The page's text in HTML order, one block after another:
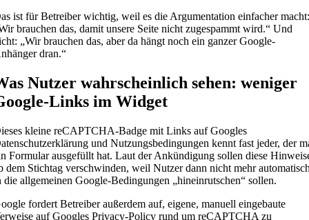
ist für Betreiber wichtig, weil es die Argumentation einfacher
brauchen das, damit unsere Seite nicht zugespammt wird.“ Und
„Wir brauchen das, aber da hängt noch ein ganzer Google-
dran.“
Nutzer wahrscheinlich sehen: weniger
Links im Widget
kleine reCAPTCHA-Badge mit Links auf Googles
und Nutzungsbedingungen kennt fast jeder, der
Formular ausgefüllt hat. Laut der Ankündigung sollen diese
dem Stichtag verschwinden, weil Nutzer dann nicht mehr
die allgemeinen Google-Bedingungen „hineinrutschen“ sollen.
fordert Betreiber außerdem auf, eigene, manuell eingebaute
auf Googles Privacy-Policy rund um reCAPTCHA zu